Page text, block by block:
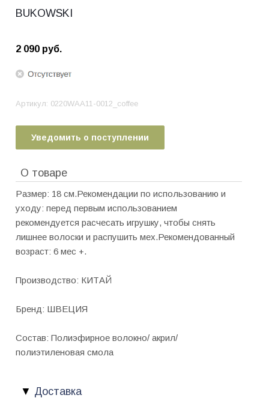
BUKOWSKI
2 090 руб.
Артикул: 0220WAA11-0012_coffee
Уведомить о поступлении
О товаре
Размер: 18 см.Рекомендации по использованию и
уходу: перед первым использованием
рекомендуется расчесать игрушку, чтобы снять
лишнее волоски и распушить мех.Рекомендованный
возраст: 6 мес +.
Производство: КИТАЙ
Бренд: ШВЕЦИЯ
Состав: Полиэфирное волокно/ акрил/
полиэтиленовая смола
Доставка